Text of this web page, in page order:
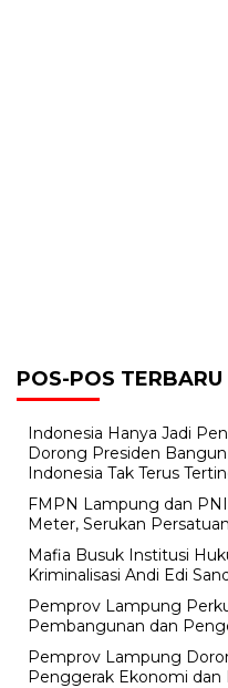
POS-POS TERBARU
Indonesia Hanya Jadi
Dorong Presiden
Indonesia Tak Terus
FMPN Lampung dan
Meter, Serukan
Mafia Busuk Institusi
Kriminalisasi Andi Edi
Pemprov Lampung
Pembangunan dan
Pemprov Lampung
Penggerak Ekonomi dan